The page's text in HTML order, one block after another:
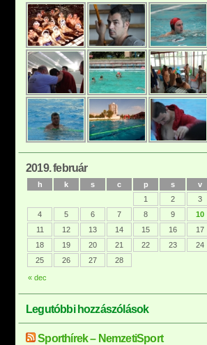
2019. február
h k s c p s v
« dec
1 2
3
4
5 6 7 8 9
10
11
12 13 14 15 16
17
18
19 20 21 22 23
24
25
26 27 28
Legutóbbi hozzászólások
Sporthírek – NemzetiSport